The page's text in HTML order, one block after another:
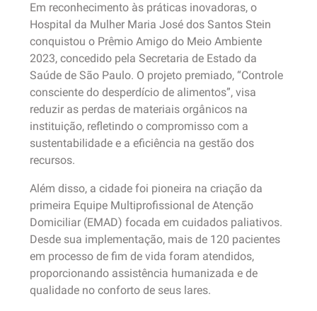
Em reconhecimento às práticas inovadoras, o
Hospital da Mulher Maria José dos Santos Stein
conquistou o Prêmio Amigo do Meio Ambiente
2023, concedido pela Secretaria de Estado da
Saúde de São Paulo. O projeto premiado, “Controle
consciente do desperdício de alimentos”, visa
reduzir as perdas de materiais orgânicos na
instituição, refletindo o compromisso com a
sustentabilidade e a eficiência na gestão dos
recursos.
Além disso, a cidade foi pioneira na criação da
primeira Equipe Multiprofissional de Atenção
Domiciliar (EMAD) focada em cuidados paliativos.
Desde sua implementação, mais de 120 pacientes
em processo de fim de vida foram atendidos,
proporcionando assistência humanizada e de
qualidade no conforto de seus lares.